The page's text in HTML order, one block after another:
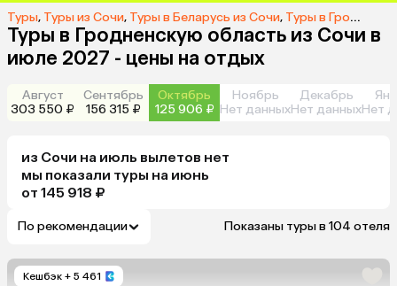
Туры, Туры из Сочи, Туры в Беларусь из Сочи, Туры в Гродненскую область из Сочи
Туры в Гродненскую область из Сочи в
июле 2027 - цены на отдых
Август
303 550 ₽
Сентябрь
156 315 ₽
Октябрь
125 906 ₽
Ноябрь
Нет данных
Декабрь
Нет данныхНет
из Сочи на июль вылетов нет
мы показали туры на июнь
от 145 918 ₽
По рекомендации Показаны туры в 104 отеля
Кешбэк + 5 461